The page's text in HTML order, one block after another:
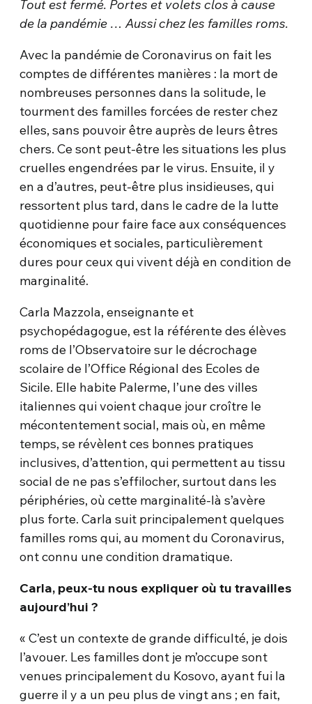
Tout est fermé. Portes et volets clos à cause
de la pandémie … Aussi chez les familles roms.
Avec la pandémie de Coronavirus on fait les
comptes de différentes manières : la mort de
nombreuses personnes dans la solitude, le
tourment des familles forcées de rester chez
elles, sans pouvoir être auprès de leurs êtres
chers. Ce sont peut-être les situations les plus
cruelles engendrées par le virus. Ensuite, il y
en a d’autres, peut-être plus insidieuses, qui
ressortent plus tard, dans le cadre de la lutte
quotidienne pour faire face aux conséquences
économiques et sociales, particulièrement
dures pour ceux qui vivent déjà en condition de
marginalité.
Carla Mazzola, enseignante et
psychopédagogue, est la référente des élèves
roms de l’Observatoire sur le décrochage
scolaire de l’Office Régional des Ecoles de
Sicile. Elle habite Palerme, l’une des villes
italiennes qui voient chaque jour croître le
mécontentement social, mais où, en même
temps, se révèlent ces bonnes pratiques
inclusives, d’attention, qui permettent au tissu
social de ne pas s’effilocher, surtout dans les
périphéries, où cette marginalité-là s’avère
plus forte. Carla suit principalement quelques
familles roms qui, au moment du Coronavirus,
ont connu une condition dramatique.
Carla, peux-tu nous expliquer où tu travailles
aujourd’hui ?
« C’est un contexte de grande difficulté, je dois
l’avouer. Les familles dont je m’occupe sont
venues principalement du Kosovo, ayant fui la
guerre il y a un peu plus de vingt ans ; en fait,